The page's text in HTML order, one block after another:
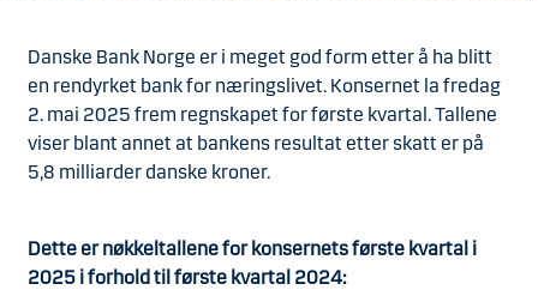
Danske Bank Norge er i meget god form etter å ha blitt
en rendyrket bank for næringslivet. Konsernet la fredag
2. mai 2025 frem regnskapet for første kvartal. Tallene
viser blant annet at bankens resultat etter skatt er på
5,8 milliarder danske kroner.
Dette er nøkkeltallene for konsernets første kvartal i
2025 i forhold til første kvartal 2024: